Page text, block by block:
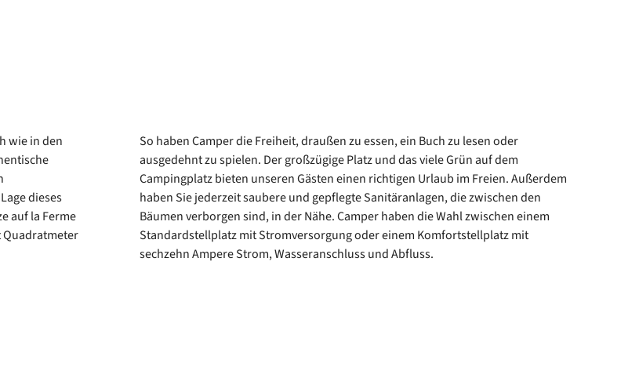
wie in den
dieses
auf la Ferme
So haben Camper die Freiheit, draußen zu essen, ein Buch zu lesen oder
ausgedehnt zu spielen. Der großzügige Platz und das viele Grün auf dem
Campingplatz bieten unseren Gästen einen richtigen Urlaub im Freien. Außerdem
haben Sie jederzeit saubere und gepflegte Sanitäranlagen, die zwischen den
Bäumen verborgen sind, in der Nähe. Camper haben die Wahl zwischen einem
Standardstellplatz mit Stromversorgung oder einem Komfortstellplatz mit
sechzehn Ampere Strom, Wasseranschluss und Abfluss.